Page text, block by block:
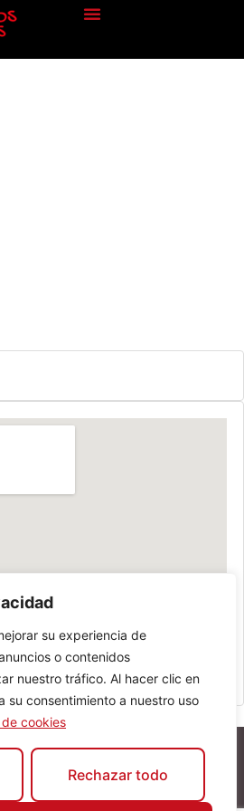
su experiencia de
o contenidos
nuestro tráfico. Al hacer clic en
su consentimiento a nuestro uso
cookies
Rechazar todo